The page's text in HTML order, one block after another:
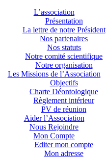
L’association
Présentation
La lettre de notre Président
Nos partenaires
Nos statuts
Notre comité scientifique
Notre organisation
Les Missions de l’Association
Objectifs
Charte Déontologique
Règlement intérieur
PV de réunion
Aider l’Association
Nous Rejoindre
Mon Compte
Editer mon compte
Mon adresse